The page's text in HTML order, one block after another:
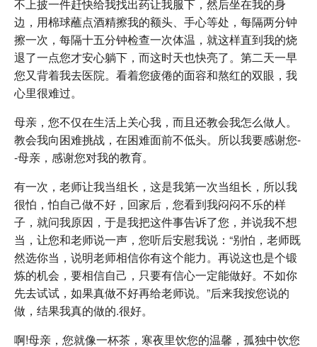
不上披一件赶快给我找出药让我服下，然后坐在我的身
边，用棉球蘸点酒精擦我的额头、手心等处，每隔两分钟
擦一次，每隔十五分钟检查一次体温，就这样直到我的烧
退了一点您才安心躺下，而这时天也快亮了。第二天一早
您又背着我去医院。看着您疲倦的面容和熬红的双眼，我
心里很难过。
母亲，您不仅在生活上关心我，而且还教会我怎么做人。
教会我向困难挑战，在困难面前不低头。所以我要感谢您-
-母亲，感谢您对我的教育。
有一次，老师让我当组长，这是我第一次当组长，所以我
很怕，怕自己做不好，回家后，您看到我闷闷不乐的样
子，就问我原因，于是我把这件事告诉了您，并说我不想
当，让您和老师说一声，您听后安慰我说：“别怕，老师既
然选你当，说明老师相信你有这个能力。再说这也是个锻
炼的机会，要相信自己，只要有信心一定能做好。不如你
先去试试，如果真做不好再给老师说。”后来我按您说的
做，结果我真的做的.很好。
啊!母亲，您就像一杯茶，寒夜里饮您的温馨，孤独中饮您